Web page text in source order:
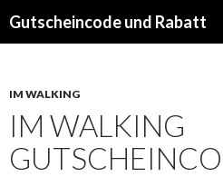
Gutscheincode und Rabatt
IM WALKING
IM WALKING